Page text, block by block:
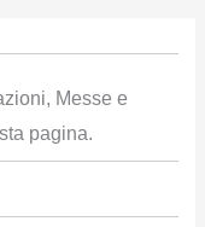
Messe e
pagina.